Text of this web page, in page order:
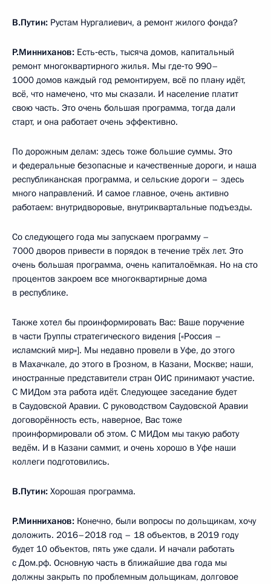
В.Путин: Рустам Нургалиевич, а ремонт жилого фонда?
Р.Минниханов: Есть‑есть, тысяча домов, капитальный
ремонт многоквартирного жилья. Мы где‑то 990–
1000 домов каждый год ремонтируем, всё по плану идёт,
всё, что намечено, что мы сказали. И население платит
свою часть. Это очень большая программа, тогда дали
старт, и она работает очень эффективно.
По дорожным делам: здесь тоже большие суммы. Это
и федеральные безопасные и качественные дороги, и наша
республиканская программа, и сельские дороги – здесь
много направлений. И самое главное, очень активно
работаем: внутридворовые, внутриквартальные подъезды.
Со следующего года мы запускаем программу –
7000 дворов привести в порядок в течение трёх лет. Это
очень большая программа, очень капиталоёмкая. Но на сто
процентов закроем все многоквартирные дома
в республике.
Также хотел бы проинформировать Вас: Ваше поручение
в части Группы стратегического видения [«Россия –
исламский мир»]. Мы недавно провели в Уфе, до этого
в Махачкале, до этого в Грозном, в Казани, Москве; наши,
иностранные представители стран ОИС принимают участие.
С МИДом эта работа идёт. Следующее заседание будет
в Саудовской Аравии. С руководством Саудовской Аравии
договорённость есть, наверное, Вас тоже
проинформировали об этом. С МИДом мы такую работу
ведём. И в Казани саммит, и очень хорошо в Уфе наши
коллеги подготовились.
В.Путин: Хорошая программа.
Р.Минниханов: Конечно, были вопросы по дольщикам, хочу
доложить. 2016–2018 год – 18 объектов, в 2019 году
будет 10 объектов, пять уже сдали. И начали работать
с Дом.рф. Основную часть в ближайшие два года мы
должны закрыть по проблемным дольщикам, долговое